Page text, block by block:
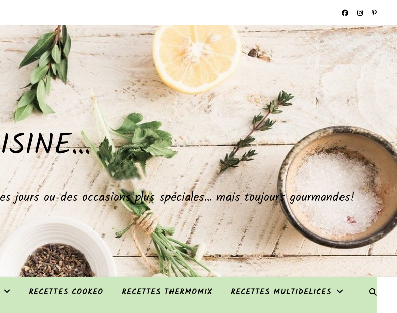
jours ou des occasions plus spéciales… mais toujours gourmandes!
RECETTES COOKEO RECETTES THERMOMIX RECETTES MULTIDELICES